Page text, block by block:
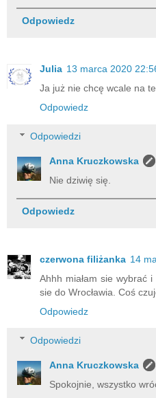
Odpowiedz
Julia 13 marca 2020
Ja już nie chcę wcale na
Odpowiedz
Odpowiedzi
Anna Kruczkowska
Nie dziwię się.
Odpowiedz
czerwona filiżanka 14
Ahhh miałam sie wybrać
sie do Wrocławia. Coś
Odpowiedz
Odpowiedzi
Anna Kruczkowska
Spokojnie, wszystko